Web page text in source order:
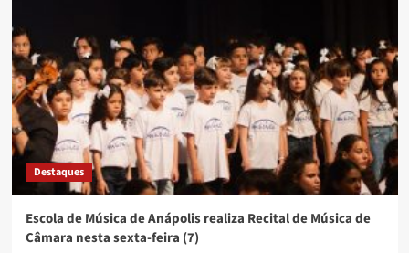
Destaques
Escola de Música de Anápolis realiza Recital de Música de
Câmara nesta sexta-feira (7)